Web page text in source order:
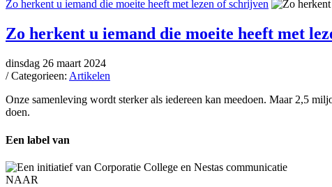
Zo herkent u iemand die moeite heeft met lezen of schrijven
Zo herkent u iemand die moeite heeft met
dinsdag 26 maart 2024
/ Categorieen: Artikelen
Onze samenleving wordt sterker als iedereen kan meedoen. Maar 2,5
doen.
Een label van
NAAR